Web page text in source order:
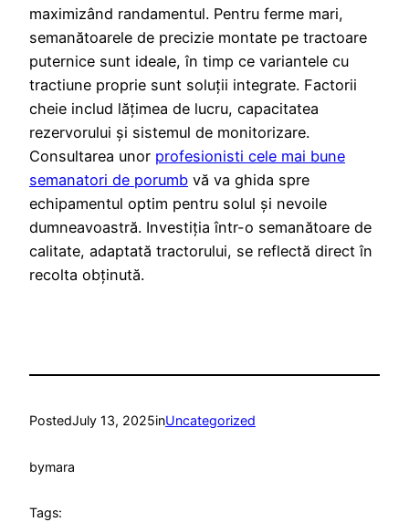
maximizând randamentul. Pentru ferme mari,
semanătoarele de precizie montate pe tractoare
puternice sunt ideale, în timp ce variantele cu
tractiune proprie sunt soluții integrate. Factorii
cheie includ lățimea de lucru, capacitatea
rezervorului și sistemul de monitorizare.
Consultarea unor profesionisti cele mai bune
semanatori de porumb vă va ghida spre
echipamentul optim pentru solul și nevoile
dumneavoastră. Investiția într-o semanătoare de
calitate, adaptată tractorului, se reflectă direct în
recolta obținută.
PostedJuly 13, 2025inUncategorized
bymara
Tags: